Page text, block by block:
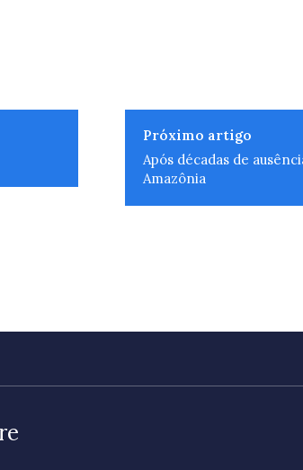
Próximo artigo
Após décadas de
Amazônia